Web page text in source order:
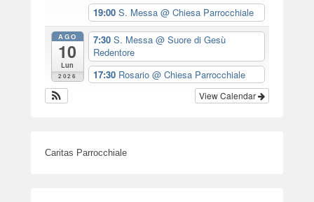
19:00 S. Messa @ Chiesa Parrocchiale
AGO
10
Lun
2026
7:30 S. Messa @ Suore di Gesù
Redentore
17:30 Rosario @ Chiesa Parrocchiale
View Calendar
Caritas Parrocchiale